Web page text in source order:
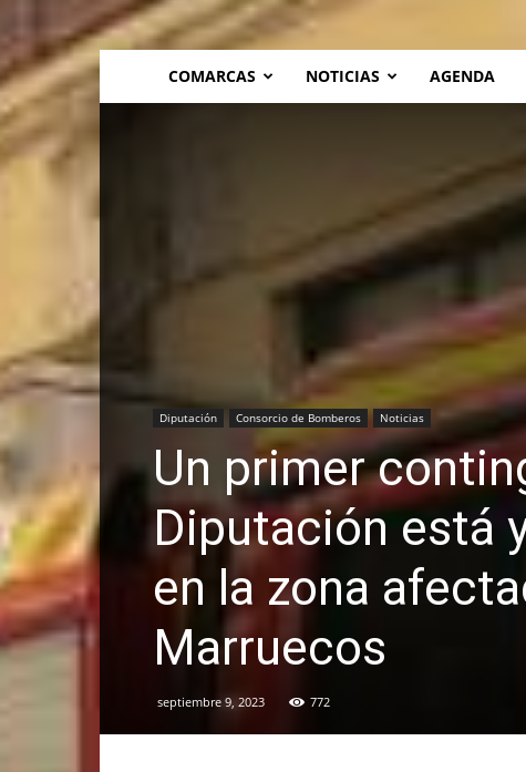
COMARCAS NOTICIAS AGENDA
Diputación Consorcio de Bomberos Noticias
Un primer
Diputación está
en la zona
Marruecos
septiembre 9, 2023 772